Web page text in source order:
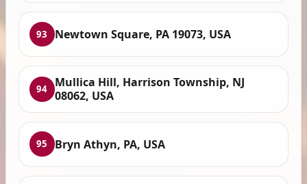
93 Newtown Square, PA 19073, USA
94 Mullica Hill, Harrison Township, NJ
08062, USA
95 Bryn Athyn, PA, USA